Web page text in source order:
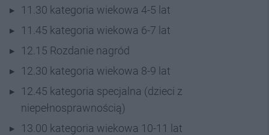
11.30 kategoria wiekowa 4-5 lat
11.45 kategoria wiekowa 6-7 lat
12.15 Rozdanie nagród
12.30 kategoria wiekowa 8-9 lat
12.45 kategoria specjalna (dzieci z
niepełnosprawnością)
13.00 kategoria wiekowa 10-11 lat